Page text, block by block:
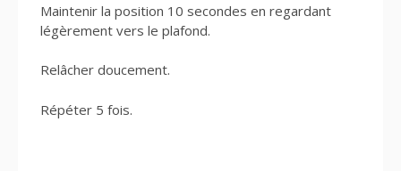
Maintenir la position 10 secondes en regardant
légèrement vers le plafond.
Relâcher doucement.
Répéter 5 fois.